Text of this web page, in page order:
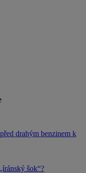
drahým benzinem k
šok“?